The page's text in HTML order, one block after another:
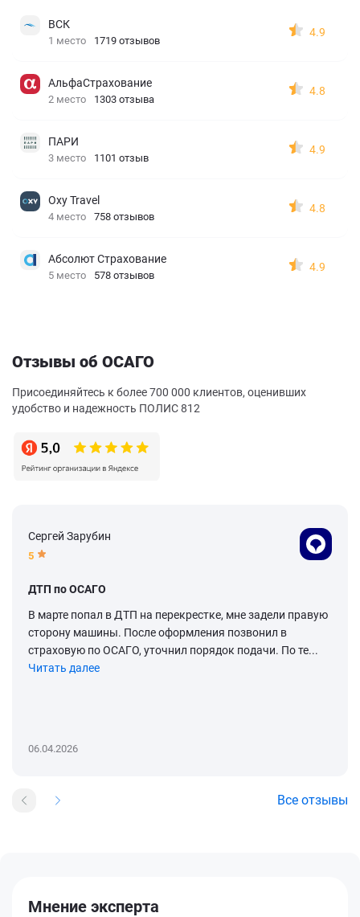
ВСК
1 место 1719 отзывов
4.9
АльфаСтрахование
2 место 1303 отзыва
4.8
ПАРИ
3 место 1101 отзыв
4.9
Oxy Travel
4 место 758 отзывов
4.8
Абсолют Страхование
5 место 578 отзывов
4.9
Отзывы об ОСАГО
Присоединяйтесь к более 700 000 клиентов, оценивших
удобство и надежность ПОЛИС 812
Сергей Зарубин
5
ДТП по ОСАГО
В марте попал в ДТП на перекрестке, мне задели правую
сторону машины. После оформления позвонил в
страховую по ОСАГО, уточнил порядок подачи. По те...
Читать далее
06.04.2026
Все отзывы
Мнение эксперта